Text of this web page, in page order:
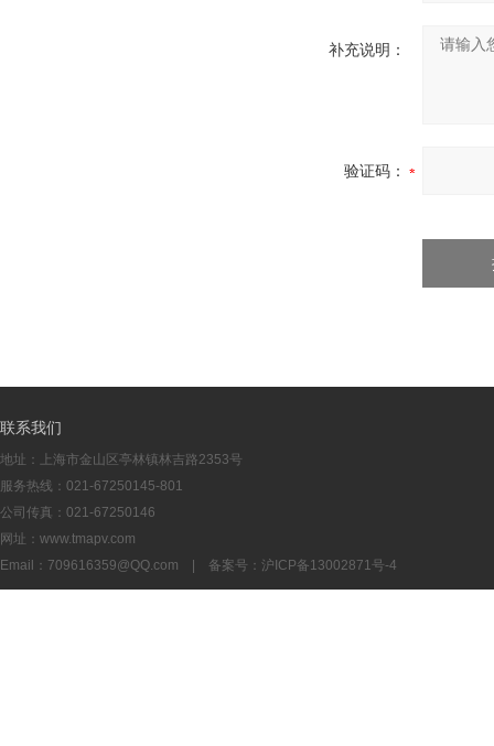
补充说明：
验证码：
联系我们
地址：上海市金山区亭林镇林吉路2353号
服务热线：021-67250145-801
公司传真：021-67250146
网址：www.tmapv.com
Email： 709616359@QQ.com | 备案号： 沪ICP备13002871号-4